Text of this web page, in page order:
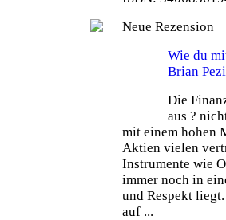
Neue Rezension
Wie du
Brian
Die
aus ?
mit einem hohen
Aktien vielen
Instrumente wie
immer noch in
und Respekt
auf ...